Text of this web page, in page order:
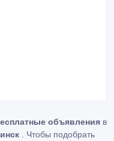
объявления в
. Чтобы подобрать